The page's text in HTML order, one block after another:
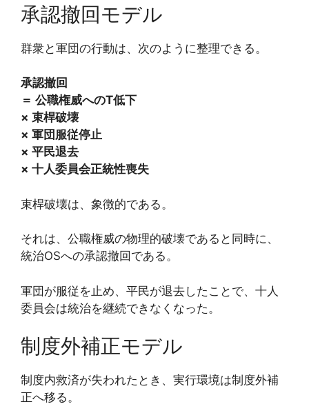
承認撤回モデル
群衆と軍団の行動は、次のように整理できる。
承認撤回
＝ 公職権威へのT低下
× 束桿破壊
× 軍団服従停止
× 平民退去
× 十人委員会正統性喪失
束桿破壊は、象徴的である。
それは、公職権威の物理的破壊であると同時に、
統治OSへの承認撤回である。
軍団が服従を止め、平民が退去したことで、十人
委員会は統治を継続できなくなった。
制度外補正モデル
制度内救済が失われたとき、実行環境は制度外補
正へ移る。